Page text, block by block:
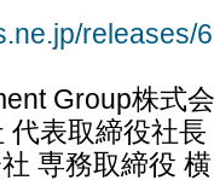
releases/
Group株式
表取締役社
専務取締役